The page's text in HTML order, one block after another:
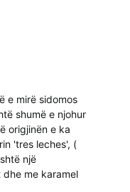
e mirë sidomos
shumë e njohur
origjinën e ka
'tres leches', (
një
me karamel